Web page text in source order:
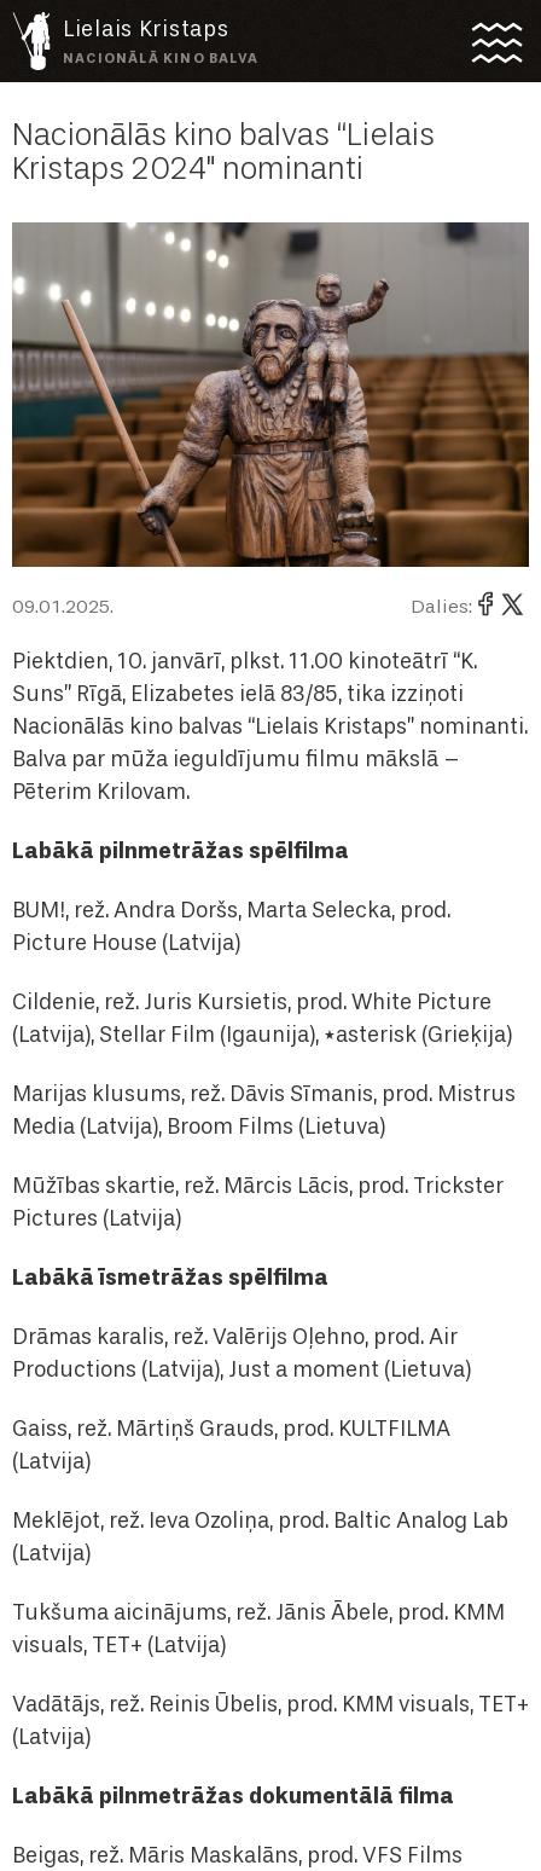
Lielais Kristaps
NACIONĀLĀ KINO BALVA
Nacionālās kino balvas “Lielais
Kristaps 2024" nominanti
09.01.2025. Dalies:
Piektdien, 10. janvārī, plkst. 11.00 kinoteātrī “K.
Suns” Rīgā, Elizabetes ielā 83/85, tika izziņoti
Nacionālās kino balvas “Lielais Kristaps” nominanti.
Balva par mūža ieguldījumu filmu mākslā –
Pēterim Krilovam.
Labākā pilnmetrāžas spēlfilma
BUM!, rež. Andra Doršs, Marta Selecka, prod.
Picture House (Latvija)
Cildenie, rež. Juris Kursietis, prod. White Picture
(Latvija), Stellar Film (Igaunija), *asterisk (Grieķija)
Marijas klusums, rež. Dāvis Sīmanis, prod. Mistrus
Media (Latvija), Broom Films (Lietuva)
Mūžības skartie, rež. Mārcis Lācis, prod. Trickster
Pictures (Latvija)
Labākā īsmetrāžas spēlfilma
Drāmas karalis, rež. Valērijs Oļehno, prod. Air
Productions (Latvija), Just a moment (Lietuva)
Gaiss, rež. Mārtiņš Grauds, prod. KULTFILMA
(Latvija)
Meklējot, rež. Ieva Ozoliņa, prod. Baltic Analog Lab
(Latvija)
Tukšuma aicinājums, rež. Jānis Ābele, prod. KMM
visuals, TET+ (Latvija)
Vadātājs, rež. Reinis Ūbelis, prod. KMM visuals, TET+
(Latvija)
Labākā pilnmetrāžas dokumentālā filma
Beigas, rež. Māris Maskalāns, prod. VFS Films